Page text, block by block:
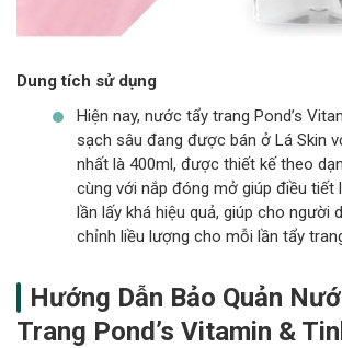
Dung tích sử dụng
Hiện nay, nước tẩy trang Pond’s
sạch sâu đang được bán ở Lá Skin
nhất là 400ml, được thiết kế theo
cùng với nắp đóng mở giúp điều tiết
lần lấy khá hiệu quả, giúp cho người
chỉnh liều lượng cho mỗi lần tẩy
Hướng Dẫn Bảo Quản
Trang Pond’s Vitamin &